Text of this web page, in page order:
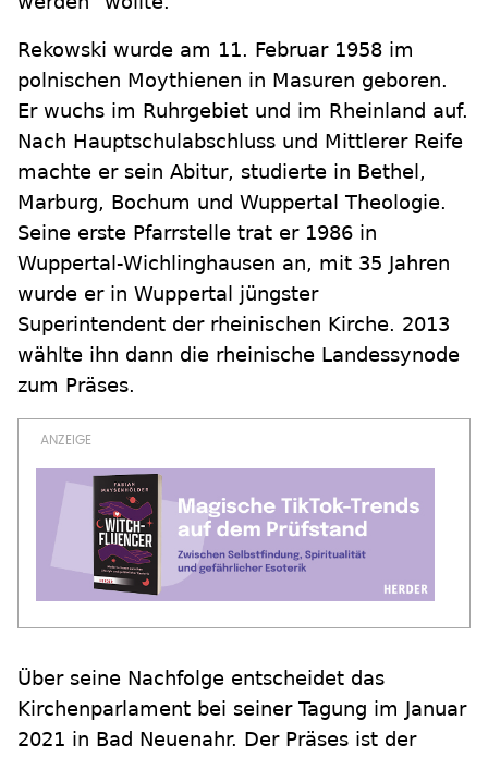
Rekowski wurde am 11. Februar 1958 im
polnischen Moythienen in Masuren geboren.
Er wuchs im Ruhrgebiet und im Rheinland auf.
Nach Hauptschulabschluss und Mittlerer Reife
machte er sein Abitur, studierte in Bethel,
Marburg, Bochum und Wuppertal Theologie.
Seine erste Pfarrstelle trat er 1986 in
Wuppertal-Wichlinghausen an, mit 35 Jahren
wurde er in Wuppertal jüngster
Superintendent der rheinischen Kirche. 2013
wählte ihn dann die rheinische Landessynode
zum Präses.
Über seine Nachfolge entscheidet das
Kirchenparlament bei seiner Tagung im Januar
2021 in Bad Neuenahr. Der Präses ist der